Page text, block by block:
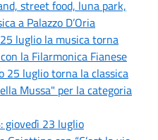
street food, luna park,
a Palazzo D’Oria
luglio la musica torna
la Filarmonica Fianese
25 luglio torna la classica
Mussa" per la categoria
giovedì 23 luglio